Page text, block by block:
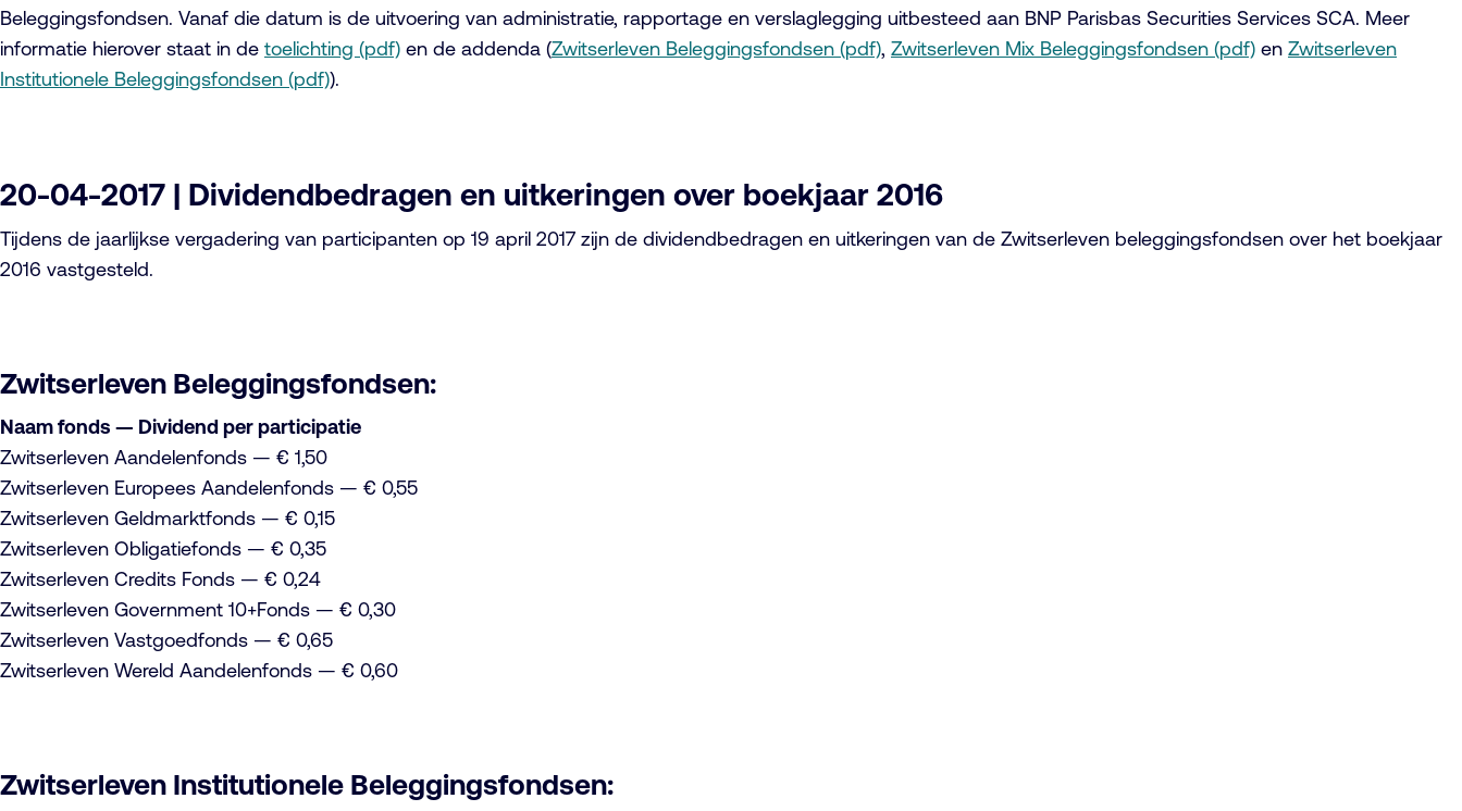
Beleggingsfondsen. Vanaf die datum is de uitvoering van administratie, rapportage en verslaglegging uitbesteed aan BNP Parisbas Securities Services SCA. Meer
informatie hierover staat in de toelichting (pdf) en de addenda (Zwitserleven Beleggingsfondsen (pdf), Zwitserleven Mix Beleggingsfondsen (pdf) en Zwitserleven
Institutionele Beleggingsfondsen (pdf)).
20-04-2017 | Dividendbedragen en uitkeringen over boekjaar 2016
Tijdens de jaarlijkse vergadering van participanten op 19 april 2017 zijn de dividendbedragen en uitkeringen van de Zwitserleven beleggingsfondsen over het boekjaar
2016 vastgesteld.
Zwitserleven Beleggingsfondsen:
Naam fonds — Dividend per participatie
Zwitserleven Aandelenfonds — € 1,50
Zwitserleven Europees Aandelenfonds — € 0,55
Zwitserleven Geldmarktfonds — € 0,15
Zwitserleven Obligatiefonds — € 0,35
Zwitserleven Credits Fonds — € 0,24
Zwitserleven Government 10+Fonds — € 0,30
Zwitserleven Vastgoedfonds — € 0,65
Zwitserleven Wereld Aandelenfonds — € 0,60
Zwitserleven Institutionele Beleggingsfondsen: